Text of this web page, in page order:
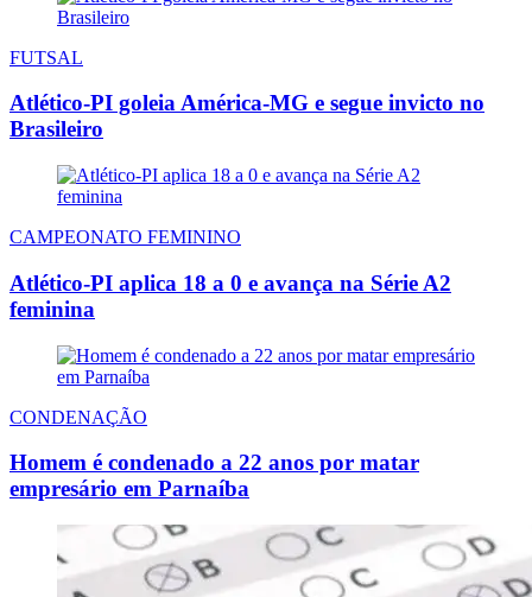
FUTSAL
Atlético-PI goleia América-MG e segue invicto no
Brasileiro
CAMPEONATO FEMININO
Atlético-PI aplica 18 a 0 e avança na Série A2
feminina
CONDENAÇÃO
Homem é condenado a 22 anos por matar
empresário em Parnaíba